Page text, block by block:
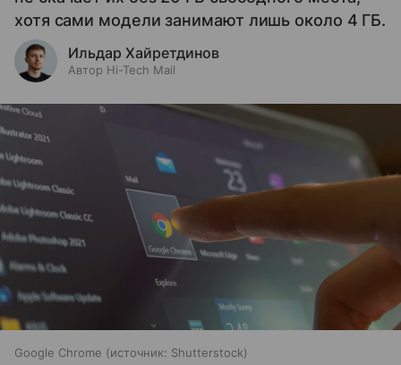
хотя сами модели занимают лишь около 4 ГБ.
Ильдар Хайретдинов
Автор Hi-Tech Mail
Google Chrome источник: Shutterstock